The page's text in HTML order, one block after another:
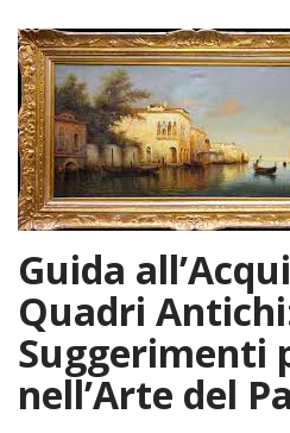
Guida
Quadri
Suggerimenti
nell’Arte del